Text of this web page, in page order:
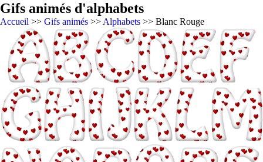
Gifs animés d'alphabets
Accueil >> Gifs animés >> Alphabets >> Blanc Rouge